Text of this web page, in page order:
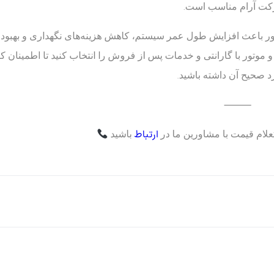
آرام مناسب است.
باعث افزایش طول عمر سیستم، کاهش هزینه‌های نگهداری و بهبود
موتور با گارانتی و خدمات پس از فروش را انتخاب کنید تا اطمینان
صحیح آن داشته باشید.
⸻
قیمت با مشاورین ما در ارتباطباشید